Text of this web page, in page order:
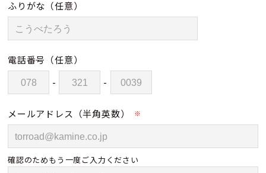
ふりがな （任意）
電話番号 （任意）
- -
メールアドレス（半角英数） ※
確認のためもう一度ご入力ください